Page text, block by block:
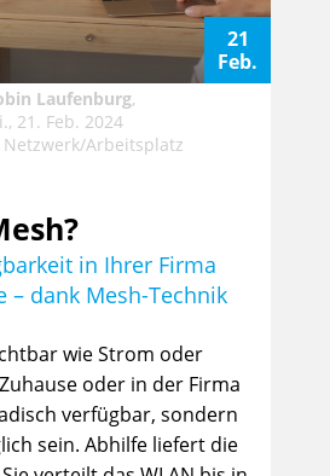
21
Feb.
Laufenburg,
21. Feb. 2024
Netzwerk/Arbeitsplatz
in Ihrer Firma
– dank Mesh-Technik
wie Strom oder
oder in der Firma
verfügbar, sondern
sein. Abhilfe liefert die